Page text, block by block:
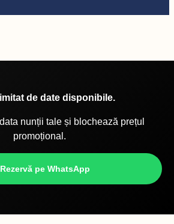
de date disponibile.
nunții tale și blochează prețul
promoțional.
pe WhatsApp